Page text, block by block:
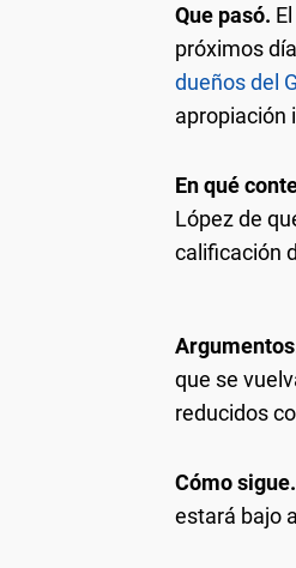
Que pasó.
próximos
dueños del
apropiación
En qué
López de
calificación
Argumentos
que se
reducidos
Cómo sigue.
estará bajo